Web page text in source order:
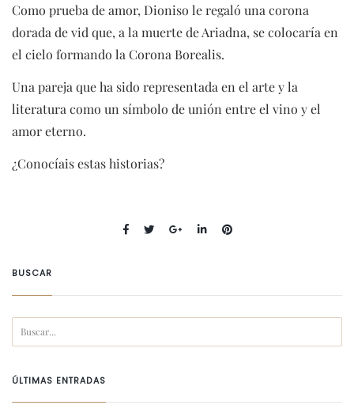
Como prueba de amor, Dioniso le regaló una corona
dorada de vid que, a la muerte de Ariadna, se colocaría en
el cielo formando la Corona Borealis.
Una pareja que ha sido representada en el arte y la
literatura como un símbolo de unión entre el vino y el
amor eterno.
¿Conocíais estas historias?
BUSCAR
ÚLTIMAS ENTRADAS